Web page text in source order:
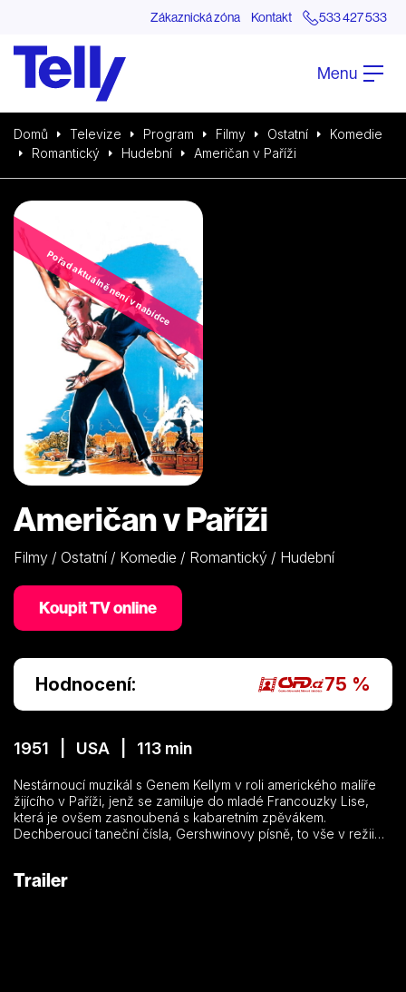
Zákaznická zóna Kontakt 533 427 533
Menu
Domů Televize Program Filmy Ostatní
Komedie
Romantický
Hudební Američan v Paříži
Pořad aktuálně není v nabídce
Američan v Paříži
Filmy / Ostatní / Komedie / Romantický / Hudební
Koupit TV online
Hodnocení: 75 %
1951 | USA | 113 min
Nestárnoucí muzikál s Genem Kellym v roli amerického malíře
žijícího v Paříži, jenž se zamiluje do mladé Francouzky Lise,
která je ovšem zasnoubená s kabaretním zpěvákem.
Dechberoucí taneční čísla, Gershwinovy písně, to vše v režii
Trailer